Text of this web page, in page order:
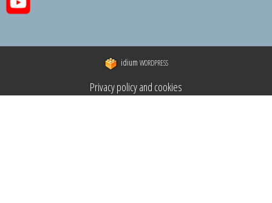
idium WORDPRESS
Privacy policy and cookies